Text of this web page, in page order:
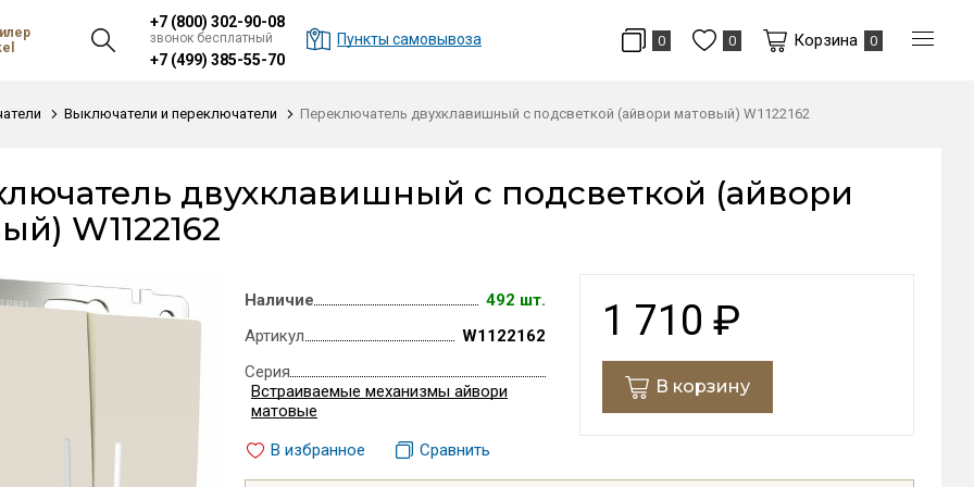
+7 (800) 302-90-08
звонок бесплатный
+7 (499) 385-55-70
Пункты самовывоза 0 0 Корзина 0
Выключатели и переключатели Переключатель двухклавишный с подсветкой (айвори матовый) W1122162
двухклавишный с подсветкой (айвори
W1122162
1 710 ₽
В корзину
Наличие
492 шт.
Артикул
W1122162
Серия
Встраиваемые механизмы айвори
матовые
В избранное
Сравнить